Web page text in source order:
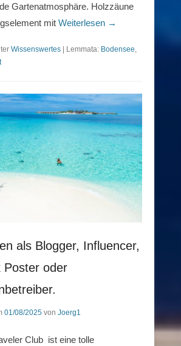
Gartenatmosphäre. Holzzäune
mit Weiterlesen →
Wissenswertes | Lemmata: Bodensee
als Blogger, Influencer,
Poster oder
01/08/2025 von Joerg1
Club ist eine tolle